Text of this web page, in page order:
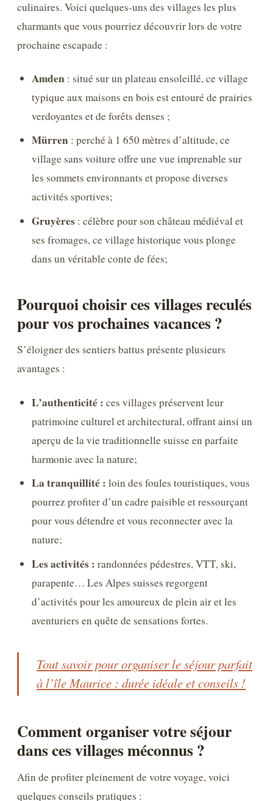
culinaires. Voici quelques-uns des villages les plus
charmants que vous pourriez découvrir lors de votre
prochaine escapade :
Amden : situé sur un plateau ensoleillé, ce village
typique aux maisons en bois est entouré de prairies
verdoyantes et de forêts denses ;
Mürren : perché à 1 650 mètres d’altitude, ce
village sans voiture offre une vue imprenable sur
les sommets environnants et propose diverses
activités sportives;
Gruyères : célèbre pour son château médiéval et
ses fromages, ce village historique vous plonge
dans un véritable conte de fées;
Pourquoi choisir ces villages reculés
pour vos prochaines vacances ?
S’éloigner des sentiers battus présente plusieurs
avantages :
L’authenticité : ces villages préservent leur
patrimoine culturel et architectural, offrant ainsi un
aperçu de la vie traditionnelle suisse en parfaite
harmonie avec la nature;
La tranquillité : loin des foules touristiques, vous
pourrez profiter d’un cadre paisible et ressourçant
pour vous détendre et vous reconnecter avec la
nature;
Les activités : randonnées pédestres, VTT, ski,
parapente… Les Alpes suisses regorgent
d’activités pour les amoureux de plein air et les
aventuriers en quête de sensations fortes.
Tout savoir pour organiser le séjour parfait
à l’île Maurice : durée idéale et conseils !
Comment organiser votre séjour
dans ces villages méconnus ?
Afin de profiter pleinement de votre voyage, voici
quelques conseils pratiques :